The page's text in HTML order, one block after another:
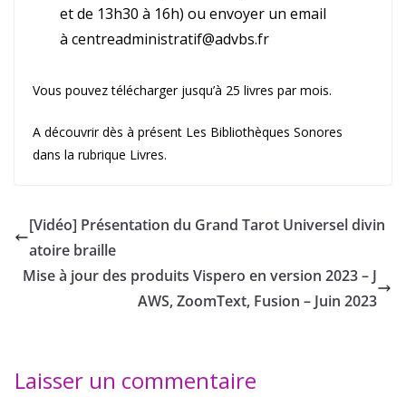
et de 13h30 à 16h) ou envoyer un email
à centreadministratif@advbs.fr
Vous pouvez télécharger jusqu’à 25 livres par mois.
A découvrir dès à présent Les Bibliothèques Sonores
dans la rubrique Livres.
[Vidéo] Présentation du Grand Tarot Universel divin
atoire braille
Mise à jour des produits Vispero en version 2023 – J
AWS, ZoomText, Fusion – Juin 2023
Laisser un commentaire